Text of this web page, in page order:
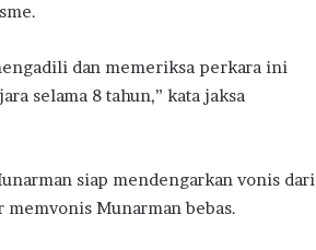
dan memeriksa perkara ini
selama 8 tahun,” kata jaksa
siap mendengarkan vonis dari
Munarman bebas.